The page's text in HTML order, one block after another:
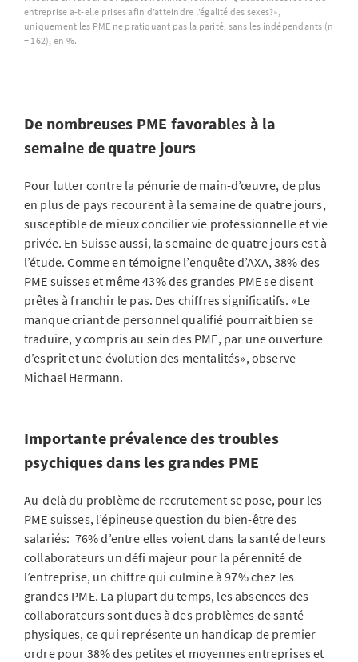
entreprise a-t-elle prises afin d’atteindre l’égalité des sexes?»,
uniquement les PME ne pratiquant pas la parité, sans les indépendants (n
= 162), en %.
De nombreuses PME favorables à la
semaine de quatre jours
Pour lutter contre la pénurie de main-d’œuvre, de plus
en plus de pays recourent à la semaine de quatre jours,
susceptible de mieux concilier vie professionnelle et vie
privée. En Suisse aussi, la semaine de quatre jours est à
l’étude. Comme en témoigne l’enquête d’AXA, 38% des
PME suisses et même 43% des grandes PME se disent
prêtes à franchir le pas. Des chiffres significatifs. «Le
manque criant de personnel qualifié pourrait bien se
traduire, y compris au sein des PME, par une ouverture
d’esprit et une évolution des mentalités», observe
Michael Hermann.
Importante prévalence des troubles
psychiques dans les grandes PME
Au-delà du problème de recrutement se pose, pour les
PME suisses, l’épineuse question du bien-être des
salariés: 76% d’entre elles voient dans la santé de leurs
collaborateurs un défi majeur pour la pérennité de
l’entreprise, un chiffre qui culmine à 97% chez les
grandes PME. La plupart du temps, les absences des
collaborateurs sont dues à des problèmes de santé
physiques, ce qui représente un handicap de premier
ordre pour 38% des petites et moyennes entreprises et